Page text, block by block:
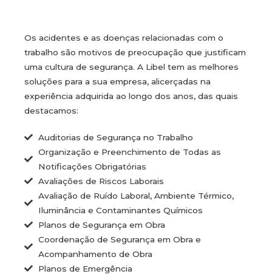
Os acidentes e as doenças relacionadas com o
trabalho são motivos de preocupação que justificam
uma cultura de segurança. A Libel tem as melhores
soluções para a sua empresa, alicerçadas na
experiência adquirida ao longo dos anos, das quais
destacamos:
Auditorias de Segurança no Trabalho
Organização e Preenchimento de Todas as
Notificações Obrigatórias
Avaliações de Riscos Laborais
Avaliação de Ruído Laboral, Ambiente Térmico,
Iluminância e Contaminantes Químicos
Planos de Segurança em Obra
Coordenação de Segurança em Obra e
Acompanhamento de Obra
Planos de Emergência